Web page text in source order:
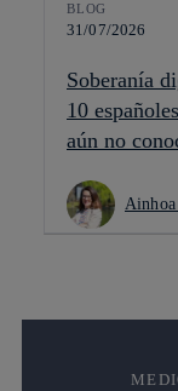
BLOG
31/07/2026
Soberanía
10
aún no